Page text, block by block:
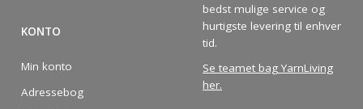
KONTO
Min konto
Adressebog
bedst mulige service og
hurtigste levering til enhver
tid.
Se teamet bag YarnLiving
her.